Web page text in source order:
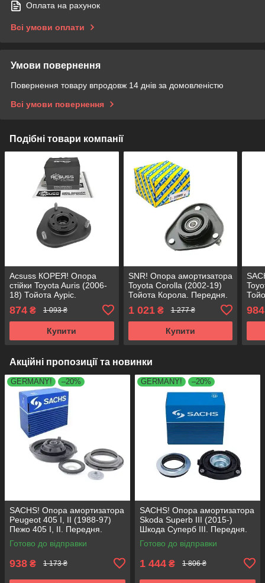
Оплата на рахунок
Всі умови оплати
Умови повернення
Повернення товару впродовж 14 днів за домовленістю
Всі умови повернення
Подібні товари компанії
Acsuss КОРЕЯ! Опора
стійки Toyota Auris (2006-
18) Тойота Ауріс.
803432 , KB669.35 ,
KB669.50
874 ₴ 1 093 ₴
Купити
SNR! Опора амортизатора
Toyota Corolla (2002-19)
Тойота Корола. Передня.
KB669.35 , KB669.50
1 021₴ 1 277 ₴
Купити
984
Акційні пропозиції та новинки
GERMANY! –20%
SACHS! Опора амортизатора
Peugeot 405 I, II (1988-97)
Пежо 405 I, II. Передня.
SM1553 , 803023 , KB659.36 ,
VKDA35336
Готово до відправки
938 ₴ 1 173 ₴
GERMANY! –20%
SACHS! Опора амортизатора
Skoda Superb III (2015-)
Шкода Суперб III. Передня.
803024 , KB657.27 ,
VKDA35167
Готово до відправки
1 444 ₴ 1 806 ₴